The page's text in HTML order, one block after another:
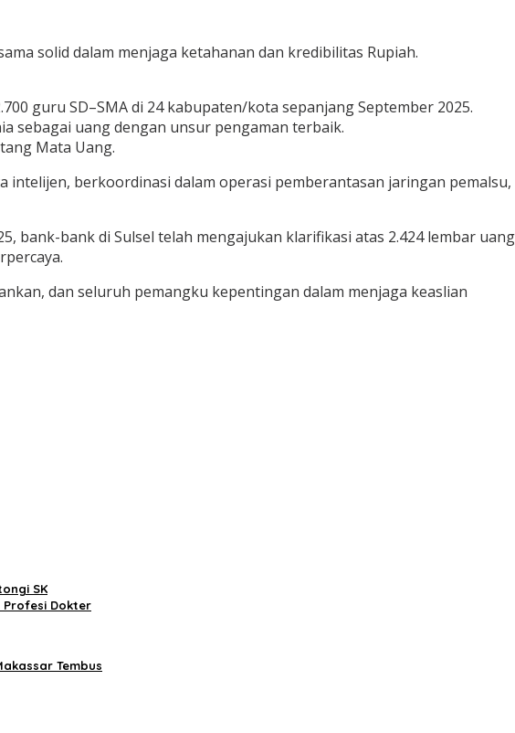
solid dalam menjaga ketahanan dan kredibilitas Rupiah.
guru SD–SMA di 24 kabupaten/kota sepanjang September 2025.
sebagai uang dengan unsur pengaman terbaik.
Mata Uang.
intelijen, berkoordinasi dalam operasi pemberantasan jaringan pemalsu,
bank-bank di Sulsel telah mengajukan klarifikasi atas 2.424 lembar uang
dan seluruh pemangku kepentingan dalam menjaga keaslian
SK
Profesi Dokter
Tembus